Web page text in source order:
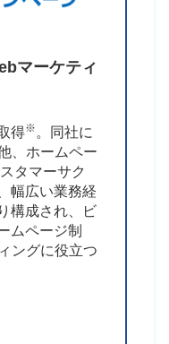
マーケティ
得※ 。同社に
、ホームペー
タマーサク
幅広い業務経
構成され、ビ
ムページ制
ングに役立つ